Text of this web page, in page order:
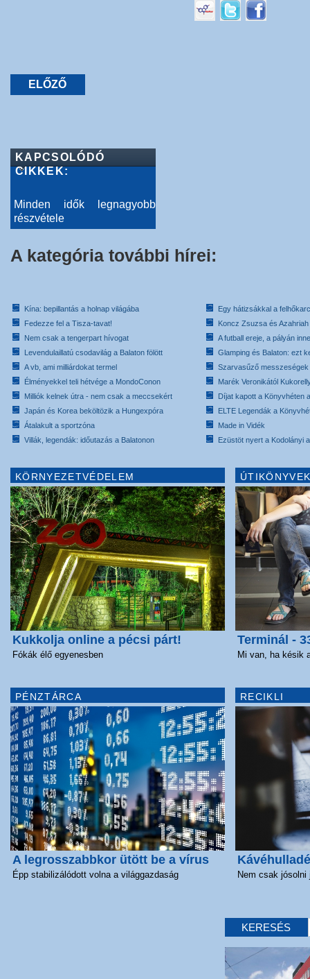
ELŐZŐ
KAPCSOLÓDÓ
CIKKEK:
Minden idők legnagyobb
részvétele
A kategória további hírei:
Kína: bepillantás a holnap világába
Fedezze fel a Tisza-tavat!
Nem csak a tengerpart hívogat
Levendulaillatú csodavilág a Balaton fölött
A vb, ami milliárdokat termel
Élményekkel teli hétvége a MondoConon
Milliók kelnek útra - nem csak a meccsekért
Japán és Korea beköltözik a Hungexpóra
Átalakult a sportzóna
Villák, legendák: időutazás a Balatonon
Egy hátizsákkal a
Koncz Zsuzsa és
A futball ereje, a pályán
Glamping és Balaton: ezt
Szarvasűző messzeségek
Marék Veronikától
Díjat kapott a Könyvhéten
ELTE Legendák a
Made in Vidék
Ezüstöt nyert a Kodolányi
KÖRNYEZETVÉDELEM
Kukkolja online a pécsi párt!
Fókák élő egyenesben
PÉNZTÁRCA
A legrosszabbkor ütött be a vírus
Épp stabilizálódott volna a világgazdaság
Terminál -
Mi van, ha késik
RECIKLI
Nem csak
KERESÉS